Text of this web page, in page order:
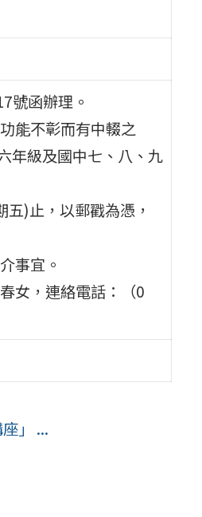
號函辦理。
能不彰而有中輟之
年級及國中七、八、九
)止，以郵戳為憑，
事宜。
女，連絡電話：（0
」 ...